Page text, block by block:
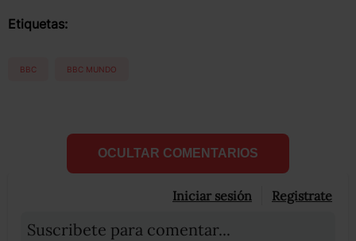
Etiquetas:
BBC BBC MUNDO
OCULTAR COMENTARIOS
Iniciar sesión Registrate
Suscribete para comentar...